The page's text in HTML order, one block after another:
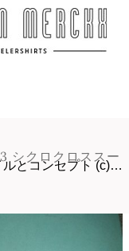
シクロクロススー
ルとコンセプト (c)…